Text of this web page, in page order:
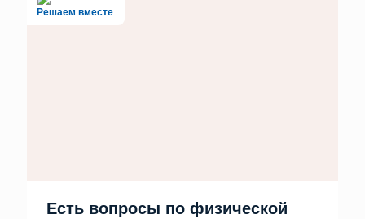
Решаем вместе
Есть вопросы по физической